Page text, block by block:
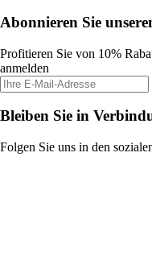
Abonnieren Sie
Profitieren Sie von 10%
anmelden
Bleiben Sie in
Folgen Sie uns in den